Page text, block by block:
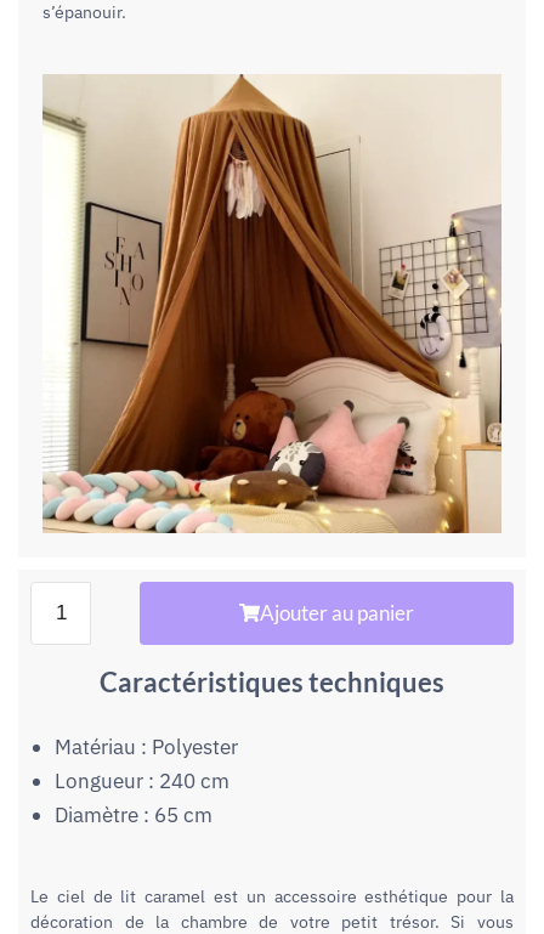
s’épanouir.
Ajouter au panier
Caractéristiques techniques
Matériau : Polyester
Longueur : 240 cm
Diamètre : 65 cm
Le ciel de lit caramel est un accessoire esthétique pour la
décoration de la chambre de votre petit trésor. Si vous